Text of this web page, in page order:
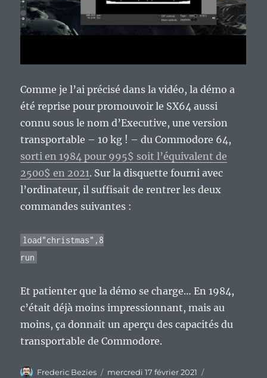
Comme je l’ai précisé dans la vidéo, la démo a
été reprise pour promouvoir le SX64 aussi
connu sous le nom d’Executive, une version
transportable – 10 kg ! – du Commodore 64,
sorti en 1984 pour 995$ soit l’équivalent de
2500$ en 2021. Sur la disquette fourni avec
l’ordinateur, il suffisait de rentrer les deux
commandes suivantes :
load"christmas",8
run
Et patienter que la démo se charge… En 1984,
c’était déjà moins impressionnant, mais au
moins, ça donnait un aperçu des capacités du
transportable de Commodore.
Auteur
Frederic Bezies
Publié
mercredi 17 février 2021